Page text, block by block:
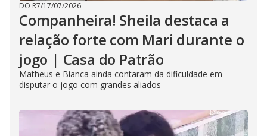
DO R7/17/07/2026
Companheira! Sheila destaca a
relação forte com Mari durante o
jogo | Casa do Patrão
Matheus e Bianca ainda contaram da dificuldade em
disputar o jogo com grandes aliados